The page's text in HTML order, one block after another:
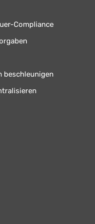
Compliance
beschleunigen